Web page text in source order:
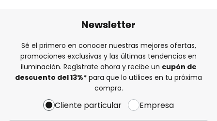
Newsletter
Sé el primero en conocer nuestras mejores ofertas,
promociones exclusivas y las últimas tendencias en
iluminación. Regístrate ahora y recibe un cupón de
descuento del13%* para que lo utilices en tu próxima
compra.
Cliente particular Empresa